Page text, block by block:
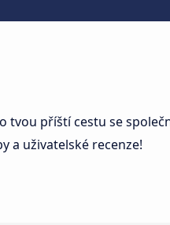
tvou příští cestu se
a uživatelské recenze!